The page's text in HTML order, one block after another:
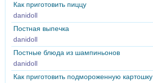
Как приготовить пиццу
danidoll
Постная выпечка
danidoll
Постные блюда из шампиньонов
danidoll
Как приготовить подмороженную картошку